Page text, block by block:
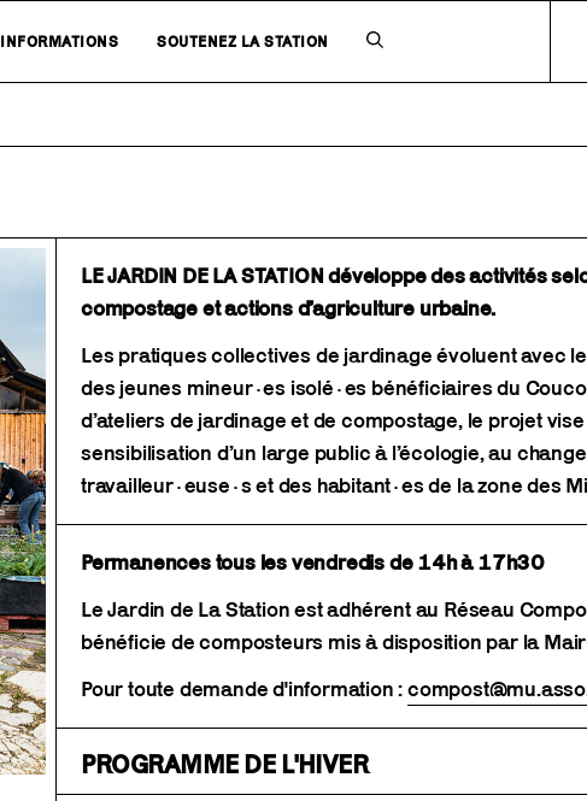
INFORMATIONS SOUTENEZ LA STATION
LE JARDIN DE LA STATION développe des activités
compostage et actions d’agriculture urbaine.
Les pratiques collectives de jardinage évoluent avec
des jeunes mineur·es isolé·es bénéficiaires du
d’ateliers de jardinage et de compostage, le projet
sensibilisation d’un large public à l’écologie, au
travailleur·euse·s et des habitant·es de la zone des
Permanences tous les vendredis de 14h à 17h30
Le Jardin de La Station est adhérent au Réseau
bénéficie de composteurs mis à disposition par la
Pour toute demande d'information :
PROGRAMME DE L'HIVER